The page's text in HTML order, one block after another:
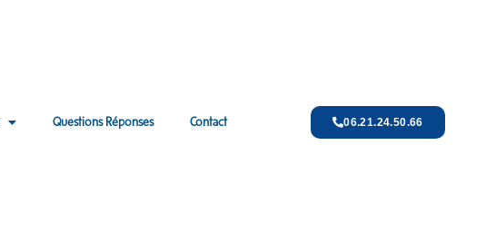
Questions Réponses Contact 06.21.24.50.66